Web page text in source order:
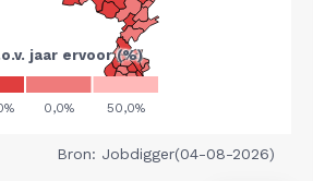
Bron: Jobdigger(04-08-2026)